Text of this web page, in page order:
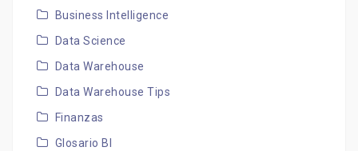
Business Intelligence
Data Science
Data Warehouse
Data Warehouse Tips
Finanzas
Glosario BI